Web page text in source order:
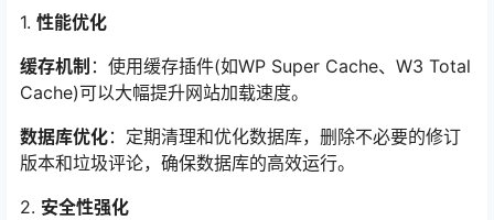
1. 性能优化
缓存机制 ：使用缓存插件(如WP Super Cache、W3 Total
Cache)可以大幅提升网站加载速度。
数据库优化：定期清理和优化数据库，删除不必要的修订
版本和垃圾评论，确保数据库的高效运行。
2. 安全性强化